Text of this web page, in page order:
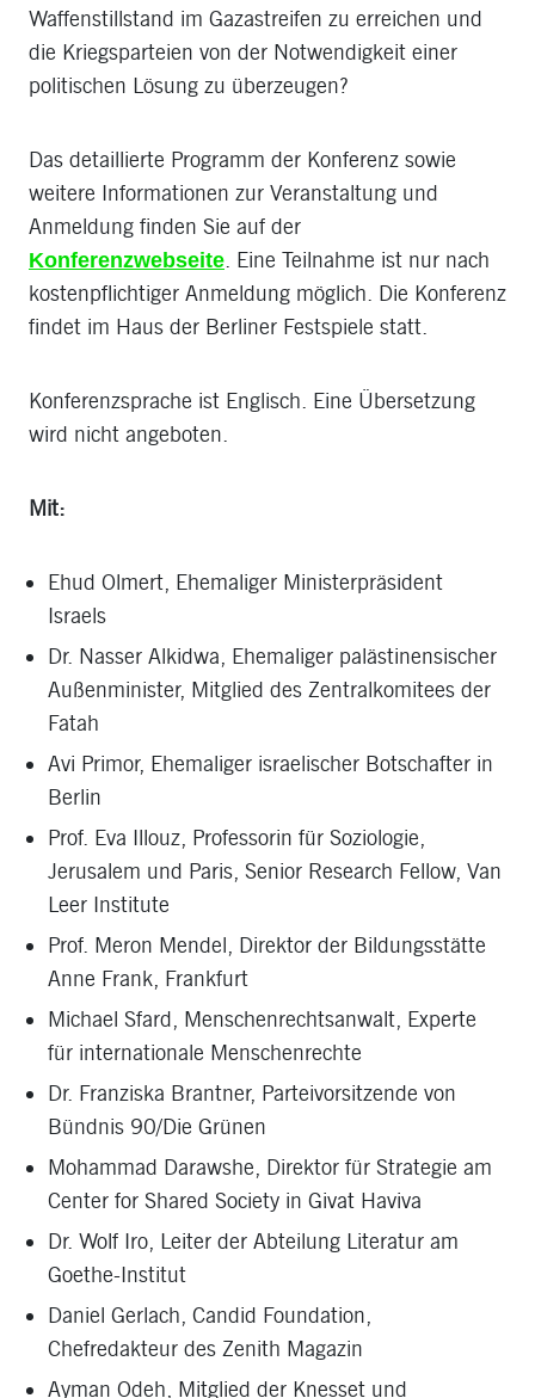
Waffenstillstand im Gazastreifen zu erreichen und
die Kriegsparteien von der Notwendigkeit einer
politischen Lösung zu überzeugen?
Das detaillierte Programm der Konferenz sowie
weitere Informationen zur Veranstaltung und
Anmeldung finden Sie auf der
Konferenzwebseite. Eine Teilnahme ist nur nach
kostenpflichtiger Anmeldung möglich. Die Konferenz
findet im Haus der Berliner Festspiele statt.
Konferenzsprache ist Englisch. Eine Übersetzung
wird nicht angeboten.
Mit:
Ehud Olmert, Ehemaliger Ministerpräsident
Israels
Dr. Nasser Alkidwa, Ehemaliger palästinensischer
Außenminister, Mitglied des Zentralkomitees der
Fatah
Avi Primor, Ehemaliger israelischer Botschafter in
Berlin
Prof. Eva Illouz, Professorin für Soziologie,
Jerusalem und Paris, Senior Research Fellow, Van
Leer Institute
Prof. Meron Mendel, Direktor der Bildungsstätte
Anne Frank, Frankfurt
Michael Sfard, Menschenrechtsanwalt, Experte
für internationale Menschenrechte
Dr. Franziska Brantner, Parteivorsitzende von
Bündnis 90/Die Grünen
Mohammad Darawshe, Direktor für Strategie am
Center for Shared Society in Givat Haviva
Dr. Wolf Iro, Leiter der Abteilung Literatur am
Goethe-Institut
Daniel Gerlach, Candid Foundation,
Chefredakteur des Zenith Magazin
Ayman Odeh, Mitglied der Knesset und